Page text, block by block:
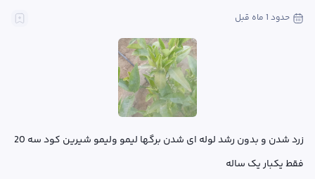
حدود 1 ماه قبل
فقط یکبار یک ساله